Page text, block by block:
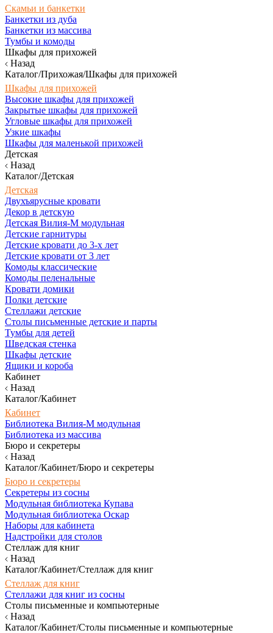
Скамьи и банкетки
Банкетки из дуба
Банкетки из массива
Тумбы и комоды
Шкафы для прихожей
Назад
Каталог/Прихожая/Шкафы для прихожей
Шкафы для прихожей
Высокие шкафы для прихожей
Закрытые шкафы для прихожей
Угловые шкафы для прихожей
Узкие шкафы
Шкафы для маленькой прихожей
Детская
Назад
Каталог/Детская
Детская
Двухъярусные кровати
Декор в детскую
Детская Вилия-М модульная
Детские гарнитуры
Детские кровати до 3-х лет
Детские кровати от 3 лет
Комоды классические
Комоды пеленальные
Кровати домики
Полки детские
Стеллажи детские
Столы письменные детские и парты
Тумбы для детей
Шведская стенка
Шкафы детские
Ящики и короба
Кабинет
Назад
Каталог/Кабинет
Кабинет
Библиотека Вилия-М модульная
Библиотека из массива
Бюро и секретеры
Назад
Каталог/Кабинет/Бюро и секретеры
Бюро и секретеры
Секретеры из сосны
Модульная библиотека Купава
Модульная библиотека Оскар
Наборы для кабинета
Надстройки для столов
Стеллаж для книг
Назад
Каталог/Кабинет/Стеллаж для книг
Стеллаж для книг
Стеллажи для книг из сосны
Столы письменные и компьютерные
Назад
Каталог/Кабинет/Столы письменные и компьютерные